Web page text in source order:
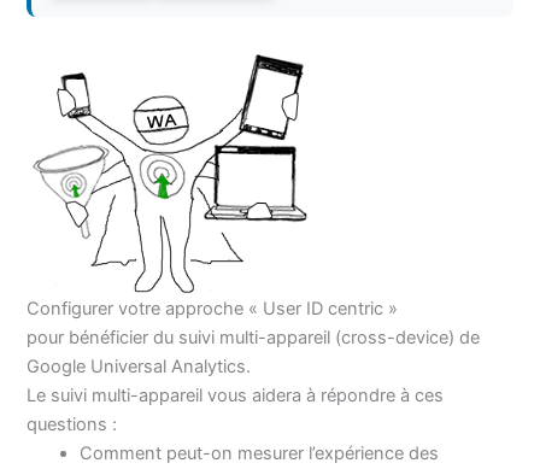
Configurer votre approche « User ID centric »
pour bénéficier du suivi multi-appareil (cross-device) de
Google Universal Analytics.
Le suivi multi-appareil vous aidera à répondre à ces
questions :
Comment peut-on mesurer l’expérience des